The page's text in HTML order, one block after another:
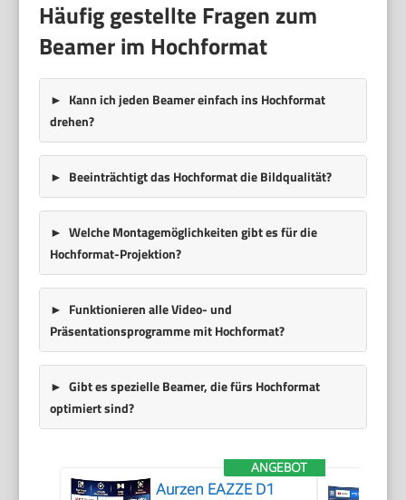
Häufig gestellte Fragen zum
Beamer im Hochformat
Kann ich jeden Beamer einfach ins Hochformat
drehen?
Beeinträchtigt das Hochformat die Bildqualität?
Welche Montagemöglichkeiten gibt es für die
Hochformat-Projektion?
Funktionieren alle Video- und
Präsentationsprogramme mit Hochformat?
Gibt es spezielle Beamer, die fürs Hochformat
optimiert sind?
ANGEBOT
Aurzen EAZZE D1